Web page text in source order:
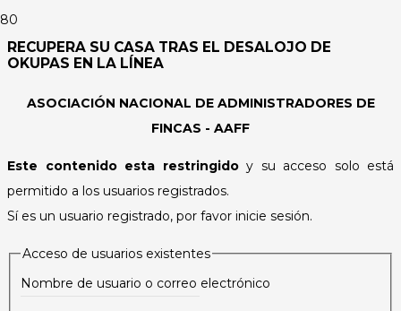
RECUPERA SU CASA TRAS EL DESALOJO DE
OKUPAS EN LA LÍNEA
ASOCIACIÓN NACIONAL DE ADMINISTRADORES DE
FINCAS - AAFF
Este contenido esta restringidoy su acceso solo está
permitido a los usuarios registrados.
Sí es un usuario registrado, por favor inicie sesión.
Acceso de usuarios existentes
Nombre de usuario o correo electrónico